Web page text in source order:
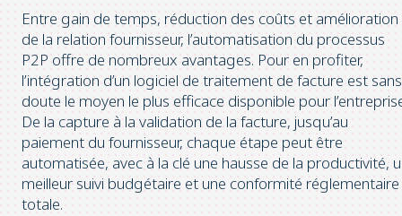
Entre gain de temps, réduction des coûts et amélioration
de la relation fournisseur, l’automatisation du processus
P2P offre de nombreux avantages. Pour en profiter,
l’intégration d’un logiciel de traitement de facture est sans
doute le moyen le plus efficace disponible pour
De la capture à la validation de la facture, jusqu’au
paiement du fournisseur, chaque étape peut être
automatisée, avec à la clé une hausse de la productivité,
meilleur suivi budgétaire et une conformité réglementaire
totale.